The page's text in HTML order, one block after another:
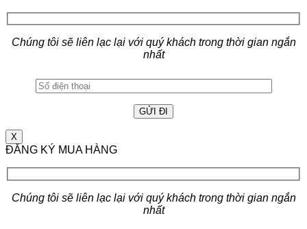
Chúng tôi sẽ liên lạc lại với quý khách trong thời gian ngắn
nhất
X
ĐĂNG KÝ MUA HÀNG
Chúng tôi sẽ liên lạc lại với quý khách trong thời gian ngắn
nhất